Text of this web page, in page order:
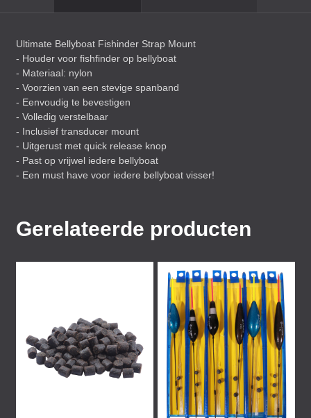
Ultimate Bellyboat Fishinder Strap Mount
- Houder voor fishfinder op bellyboat
- Materiaal: nylon
- Voorzien van een stevige spanband
- Eenvoudig te bevestigen
- Volledig verstelbaar
- Inclusief transducer mount
- Uitgerust met quick release knop
- Past op vrijwel iedere bellyboat
- Een must have voor iedere bellyboat visser!
Gerelateerde producten